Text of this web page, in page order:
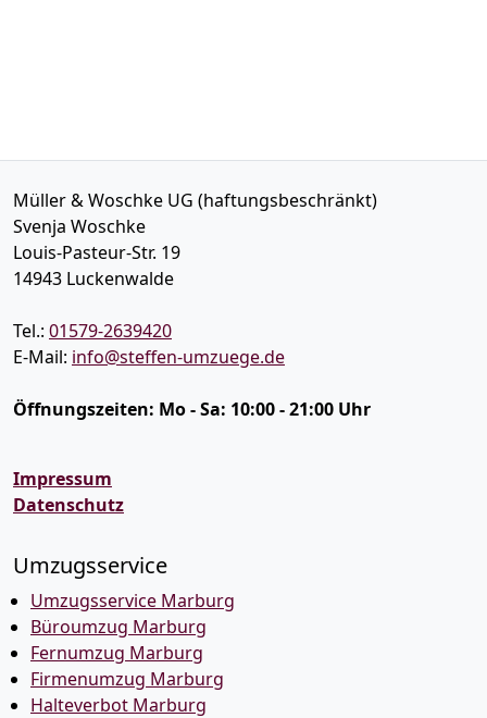
Müller & Woschke UG (haftungsbeschränkt)
Svenja Woschke
Louis-Pasteur-Str. 19
14943 Luckenwalde
Tel.: 01579-2639420
E-Mail: info@steffen-umzuege.de
Öffnungszeiten: Mo - Sa: 10:00 - 21:00 Uhr
Impressum
Datenschutz
Umzugsservice
Umzugsservice Marburg
Büroumzug Marburg
Fernumzug Marburg
Firmenumzug Marburg
Halteverbot Marburg